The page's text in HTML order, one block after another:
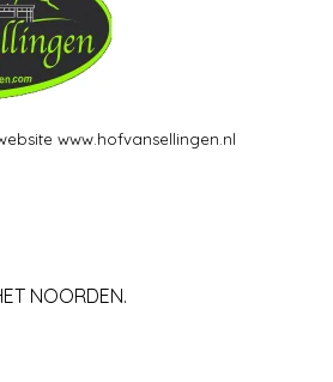
www.hofvansellingen.nl
NOORDEN.